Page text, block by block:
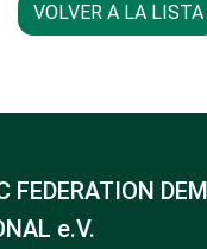
VOLVER A LA LISTA
FEDERATION
e.V.